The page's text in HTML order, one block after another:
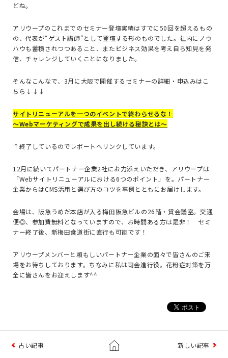
どね。
アリウープのこれまでのセミナー登壇実績はすでに50回を超えるもの
の、代表が“ゲスト講師”として登壇する形のものでした。社内にノウ
ハウも蓄積されつつあること、またビジネス効果を考え自ら知見を発
信、チャレンジしていくことになりました。
そんなこんなで、3月に大阪で開催するセミナーの詳細・申込みはこ
ちら↓↓↓
サイトリニューアルを一つのイベントで終わらせるな！
～Webマーケティングで成果を出し続ける秘訣とは～
↑終了しているのでレポートへリンクしています。
12月に続いてパートナー企業2社にお力添えいただき、アリウープは
「Webサイトリニューアルにおける6つのポイント」を。パートナー
企業からはCMS活用と選び方のコツを事例とともにお届けします。
会場は、阪急うめだ本店が入る梅田阪急ビルの26階・貸会議室。交通
便◎、参加費無料となっていますので、お時間ある方は是非！ セミ
ナー終了後、新梅田食道街に直行も可能です！
アリウープメンバーと頼もしいパートナー企業の面々で皆さんのご来
場をお待ちしております。ちなみに私は司会進行役。花粉症対策を万
全に皆さんをお迎えします^^
古い記事 新しい記事